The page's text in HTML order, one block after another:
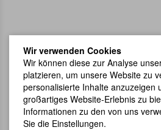
Wir verwenden Cookies
Wir können diese zur Analyse
platzieren, um unsere Website zu
personalisierte Inhalte anzuzeigen
großartiges Website-Erlebnis zu
Informationen zu den von uns
Sie die Einstellungen.